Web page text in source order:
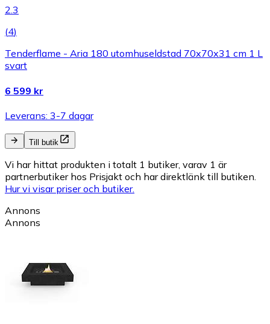
2.3
(4)
Tenderflame - Aria 180 utomhuseldstad 70x70x31 cm 1 L
svart
6 599 kr
Leverans: 3-7 dagar
Till butik
Vi har hittat produkten i totalt 1 butiker, varav 1 är
partnerbutiker hos Prisjakt och har direktlänk till butiken.
Hur vi visar priser och butiker.
Annons
Annons